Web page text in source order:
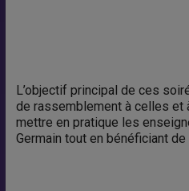
L’objectif principal de ces
de rassemblement à celles et
mettre en pratique les
Germain tout en bénéficiant